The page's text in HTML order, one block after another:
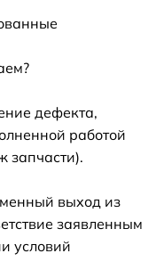
дефекта,
работой
запчасти).
выход из
заявленным
условий